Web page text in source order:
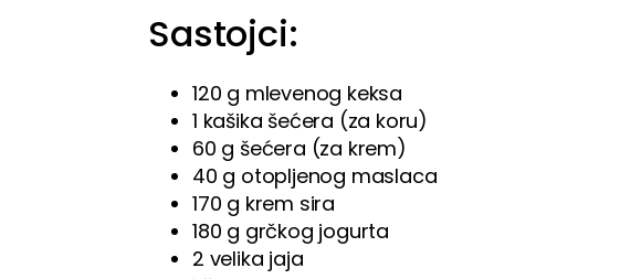
Sastojci:
120 g mlevenog keksa
1 kašika šećera (za koru)
60 g šećera (za krem)
40 g otopljenog maslaca
170 g krem sira
180 g grčkog jogurta
2 velika jaja